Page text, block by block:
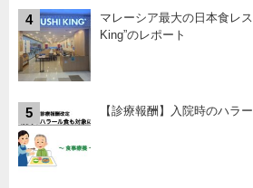
4
マレーシア最大の日本食レ
King”のレポート
5 【診療報酬】入院時のハラ